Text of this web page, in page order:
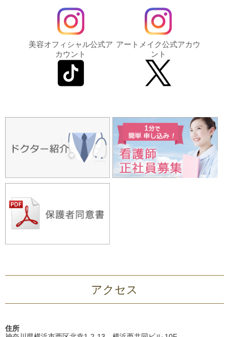
美容オフィシャル公式ア
カウント
アートメイク公式アカウ
ント
アクセス
住所